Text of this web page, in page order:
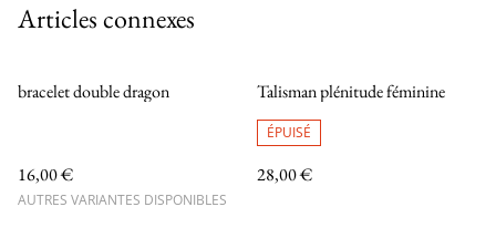
Articles connexes
bracelet double dragon
16,00 €
AUTRES VARIANTES DISPONIBLES
Talisman plénitude féminine
ÉPUISÉ
28,00 €